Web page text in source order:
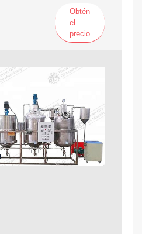
Obtén
el
precio